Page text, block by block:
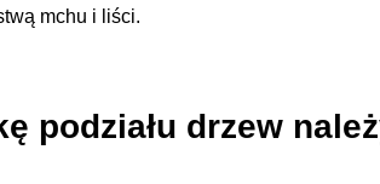
mchu i liści.
podziału drzew